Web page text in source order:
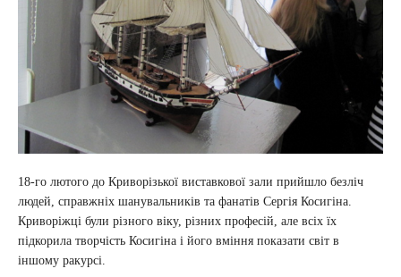
18-го лютого до Криворізької виставкової зали прийшло безліч
людей, справжніх шанувальників та фанатів Сергія Косигіна.
Криворіжці були різного віку, різних професій, але всіх їх
підкорила творчість Косигіна і його вміння показати світ в
іншому ракурсі.